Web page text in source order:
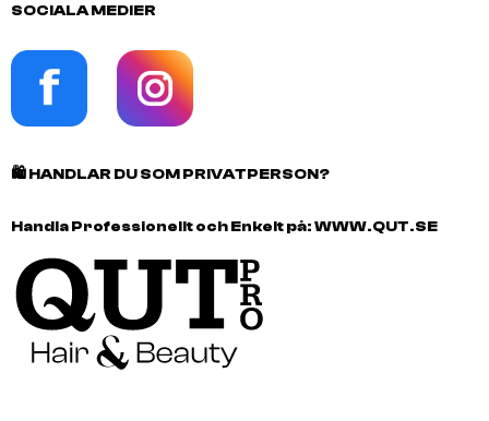
SOCIALA MEDIER
🛍️HANDLAR DU SOM PRIVATPERSON?
Handla Professionellt och Enkelt på:WWW.QUT.SE